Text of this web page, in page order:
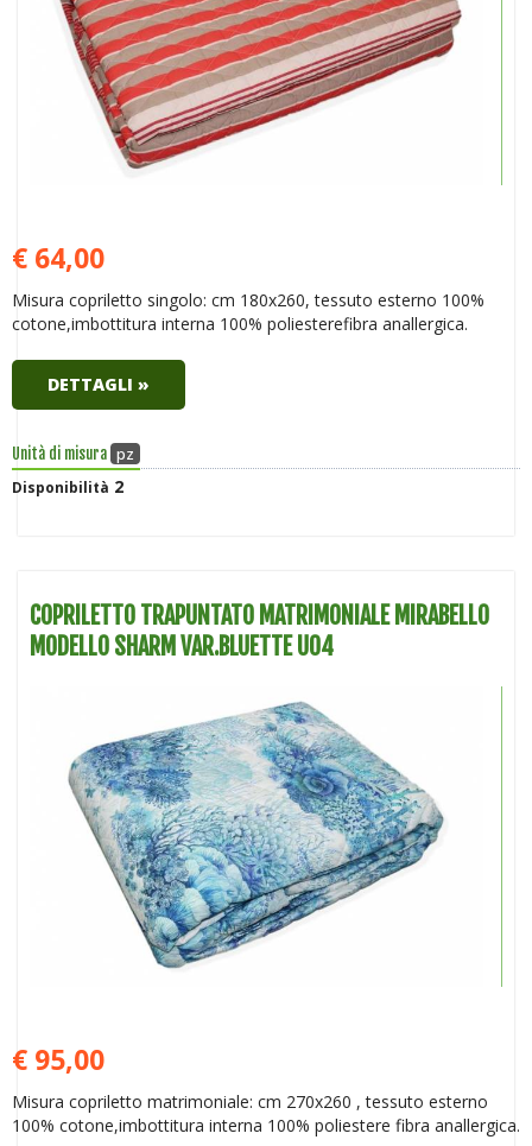
€ 64,00
Misura copriletto singolo: cm 180x260, tessuto esterno 100%
cotone,imbottitura interna 100% poliesterefibra anallergica.
DETTAGLI »
Unità di misura pz
Disponibilità 2
COPRILETTO TRAPUNTATO MATRIMONIALE MIRABELLO
MODELLO SHARM VAR.BLUETTE U04
€ 95,00
Misura copriletto matrimoniale: cm 270x260 , tessuto esterno
100% cotone,imbottitura interna 100% poliestere fibra anallergica.